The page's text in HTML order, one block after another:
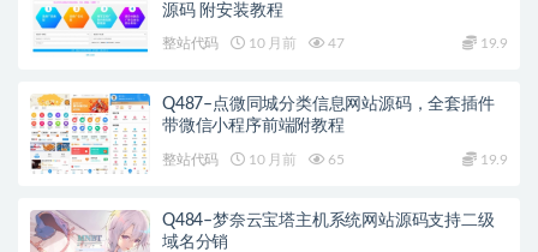
源码 附安装教程
整站代码 10 月前 47 19.9
Q487–点微同城分类信息网站源码，全套插件
带微信小程序前端附教程
整站代码 10 月前 65 19.9
Q484–梦奈云宝塔主机系统网站源码支持二级
域名分销